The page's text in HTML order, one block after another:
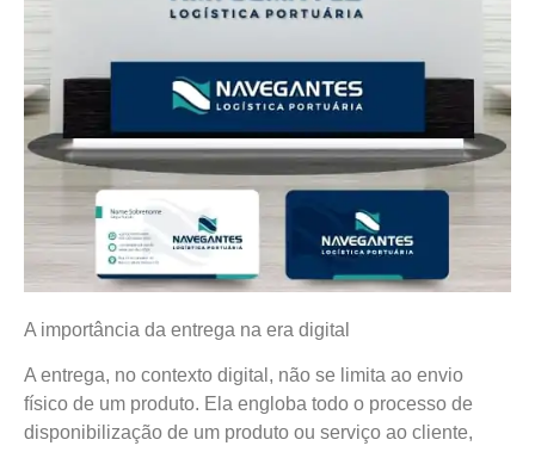
A importância da entrega na era digital
A entrega, no contexto digital, não se limita ao envio
físico de um produto. Ela engloba todo o processo de
disponibilização de um produto ou serviço ao cliente,